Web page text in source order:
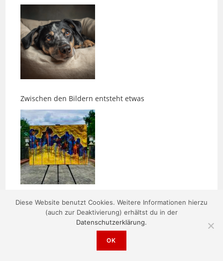
Zwischen den Bildern entsteht etwas
Morgens um fünf ist die Welt noch in Ordnung
Diese Website benutzt Cookies. Weitere Informationen hierzu
(auch zur Deaktivierung) erhältst du in der
Datenschutzerklärung.
OK